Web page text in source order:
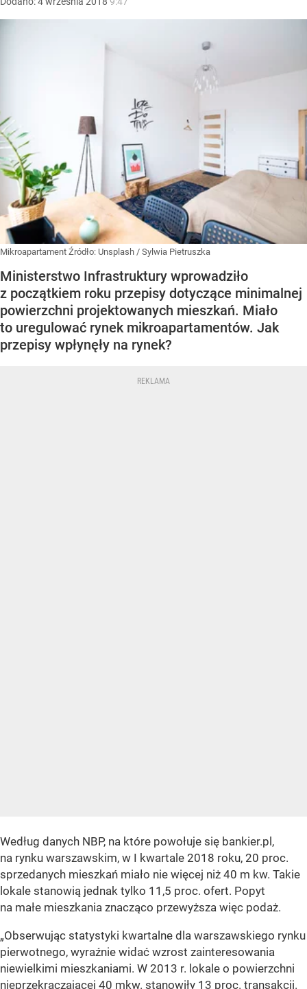
Mikroapartament Źródło: Unsplash / Sylwia Pietruszka
Ministerstwo Infrastruktury wprowadziło
z początkiem roku przepisy dotyczące minimalnej
powierzchni projektowanych mieszkań. Miało
to uregulować rynek mikroapartamentów. Jak
przepisy wpłynęły na rynek?
Według danych NBP, na które powołuje się bankier.pl,
na rynku warszawskim, w I kwartale 2018 roku, 20 proc.
sprzedanych mieszkań miało nie więcej niż 40 m kw. Takie
lokale stanowią jednak tylko 11,5 proc. ofert. Popyt
na małe mieszkania znacząco przewyższa więc podaż.
„Obserwując statystyki kwartalne dla warszawskiego rynku
pierwotnego, wyraźnie widać wzrost zainteresowania
niewielkimi mieszkaniami. W 2013 r. lokale o powierzchni
nieprzekraczającej 40 mkw. stanowiły 13 proc. transakcji.